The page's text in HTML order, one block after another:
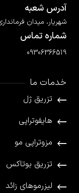
آدرس شعبه
شهریار، میدان
شماره تماس
09306366519
خدمات ما
تزریق ژل
هایفوتراپی
مزوتراپی مو
تزریق بوتاکس
لیزرموهای زائد